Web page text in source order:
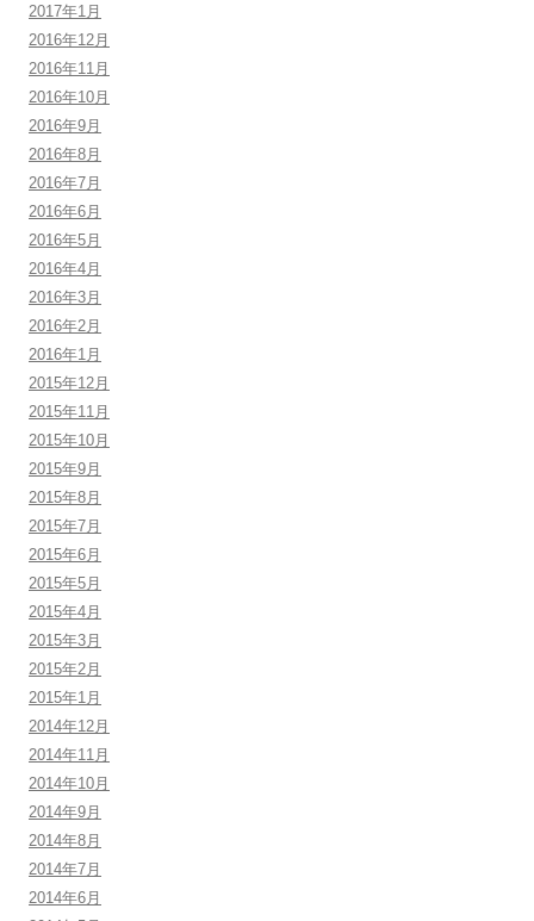
2017年1月
2016年12月
2016年11月
2016年10月
2016年9月
2016年8月
2016年7月
2016年6月
2016年5月
2016年4月
2016年3月
2016年2月
2016年1月
2015年12月
2015年11月
2015年10月
2015年9月
2015年8月
2015年7月
2015年6月
2015年5月
2015年4月
2015年3月
2015年2月
2015年1月
2014年12月
2014年11月
2014年10月
2014年9月
2014年8月
2014年7月
2014年6月